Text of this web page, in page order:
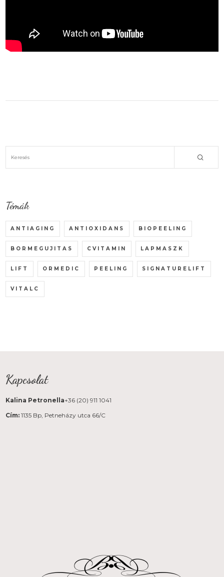
Témák
ANTIAGING ANTIOXIDANS BIOPEELING
BORMEGUJITAS CVITAMIN LAPMASZK
LIFT ORMEDIC PEELING SIGNATURELIFT
VITALC
Kapcsolat
Kalina Petronella+36 (20) 911 1041
Cím: 1135 Bp, Petneházy utca 66/C